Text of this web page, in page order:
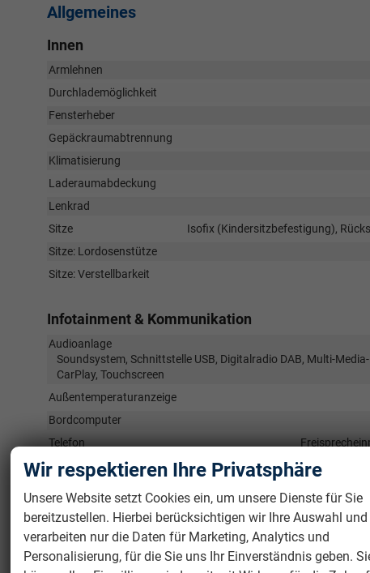
Allgemeines
Innen
Armlehnen
Durchlademöglichkeit
Fensterheber
Gepäckraumabtrennung
Klimatisierung
Laderaumabdeckung
Lenkrad
Sitze
Isofix (Kindersitzbefestigung),
Sitze: Lordosenstütze
Sitze: Verstellbarkeit
Infotainment & Kommunikation
Audioanlage
Soundsystem, Schnittstelle USB, Digitalradio DAB, Multi-
CarPlay, Touchscreen
Außentemperaturanzeige
Bordcomputer
Telefon
Uhr & Drehzahlmesser
Sicherheit & Assistenz
Airbags
Wir respektieren Ihre Privatsphäre
Unsere Website setzt Cookies ein, um unsere Dienste für Sie
bereitzustellen. Hierbei berücksichtigen wir Ihre Auswahl und
verarbeiten nur die Daten für Marketing, Analytics und
Personalisierung, für die Sie uns Ihr Einverständnis geben.